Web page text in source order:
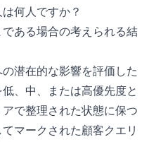
何人ですか？
ある場合の考えられる結
潜在的な影響を評価した
、中、または高優先度と
で整理された状態に保つ
マークされた顧客クエリ